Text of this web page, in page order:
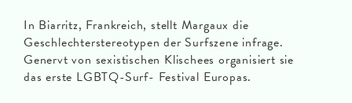
In Biarritz, Frankreich, stellt Margaux die
Geschlechterstereotypen der Surfszene infrage.
Genervt von sexistischen Klischees organisiert sie
das erste LGBTQ-Surf- Festival Europas.